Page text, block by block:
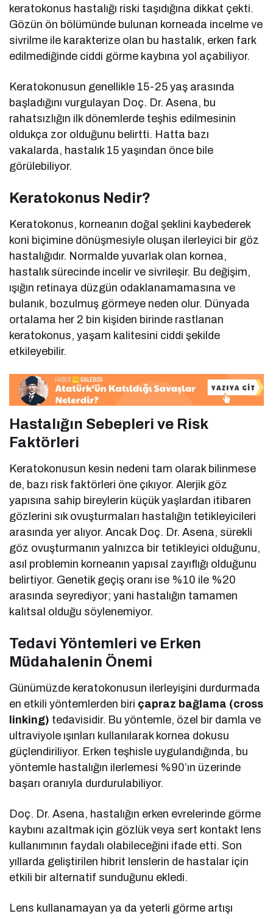
keratokonus hastalığı riski taşıdığına dikkat çekti.
Gözün ön bölümünde bulunan korneada incelme ve
sivrilme ile karakterize olan bu hastalık, erken fark
edilmediğinde ciddi görme kaybına yol açabiliyor.
Keratokonusun genellikle 15-25 yaş arasında
başladığını vurgulayan Doç. Dr. Asena, bu
rahatsızlığın ilk dönemlerde teşhis edilmesinin
oldukça zor olduğunu belirtti. Hatta bazı
vakalarda, hastalık 15 yaşından önce bile
görülebiliyor.
Keratokonus Nedir?
Keratokonus, korneanın doğal şeklini kaybederek
koni biçimine dönüşmesiyle oluşan ilerleyici bir göz
hastalığıdır. Normalde yuvarlak olan kornea,
hastalık sürecinde incelir ve sivrileşir. Bu değişim,
ışığın retinaya düzgün odaklanamamasına ve
bulanık, bozulmuş görmeye neden olur. Dünyada
ortalama her 2 bin kişiden birinde rastlanan
keratokonus, yaşam kalitesini ciddi şekilde
etkileyebilir.
Hastalığın Sebepleri ve Risk
Faktörleri
Keratokonusun kesin nedeni tam olarak bilinmese
de, bazı risk faktörleri öne çıkıyor. Alerjik göz
yapısına sahip bireylerin küçük yaşlardan itibaren
gözlerini sık ovuşturmaları hastalığın tetikleyicileri
arasında yer alıyor. Ancak Doç. Dr. Asena, sürekli
göz ovuşturmanın yalnızca bir tetikleyici olduğunu,
asıl problemin korneanın yapısal zayıflığı olduğunu
belirtiyor. Genetik geçiş oranı ise %10 ile %20
arasında seyrediyor; yani hastalığın tamamen
kalıtsal olduğu söylenemiyor.
Tedavi Yöntemleri ve Erken
Müdahalenin Önemi
Günümüzde keratokonusun ilerleyişini durdurmada
en etkili yöntemlerden biri çapraz bağlama (cross
linking) tedavisidir. Bu yöntemle, özel bir damla ve
ultraviyole ışınları kullanılarak kornea dokusu
güçlendiriliyor. Erken teşhisle uygulandığında, bu
yöntemle hastalığın ilerlemesi %90’ın üzerinde
başarı oranıyla durdurulabiliyor.
Doç. Dr. Asena, hastalığın erken evrelerinde görme
kaybını azaltmak için gözlük veya sert kontakt lens
kullanımının faydalı olabileceğini ifade etti. Son
yıllarda geliştirilen hibrit lenslerin de hastalar için
etkili bir alternatif sunduğunu ekledi.
Lens kullanamayan ya da yeterli görme artışı